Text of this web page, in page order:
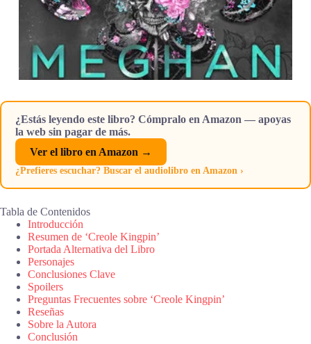
¿Estás leyendo este libro? Cómpralo en Amazon — apoyas
la web sin pagar de más.
Ver el libro en Amazon →
¿Prefieres escuchar? Buscar el audiolibro en Amazon ›
Tabla de Contenidos
Introducción
Resumen de ‘Creole Kingpin’
Portada Alternativa del Libro
Personajes
Conclusiones Clave
Spoilers
Preguntas Frecuentes sobre ‘Creole Kingpin’
Reseñas
Sobre la Autora
Conclusión